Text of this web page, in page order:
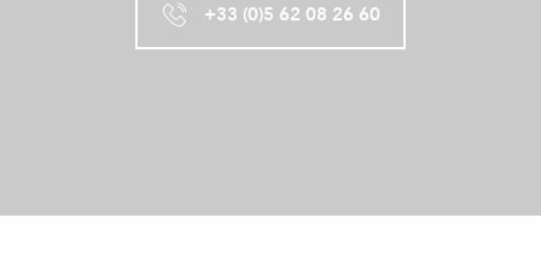
+33 (0)5 62 08 26 60